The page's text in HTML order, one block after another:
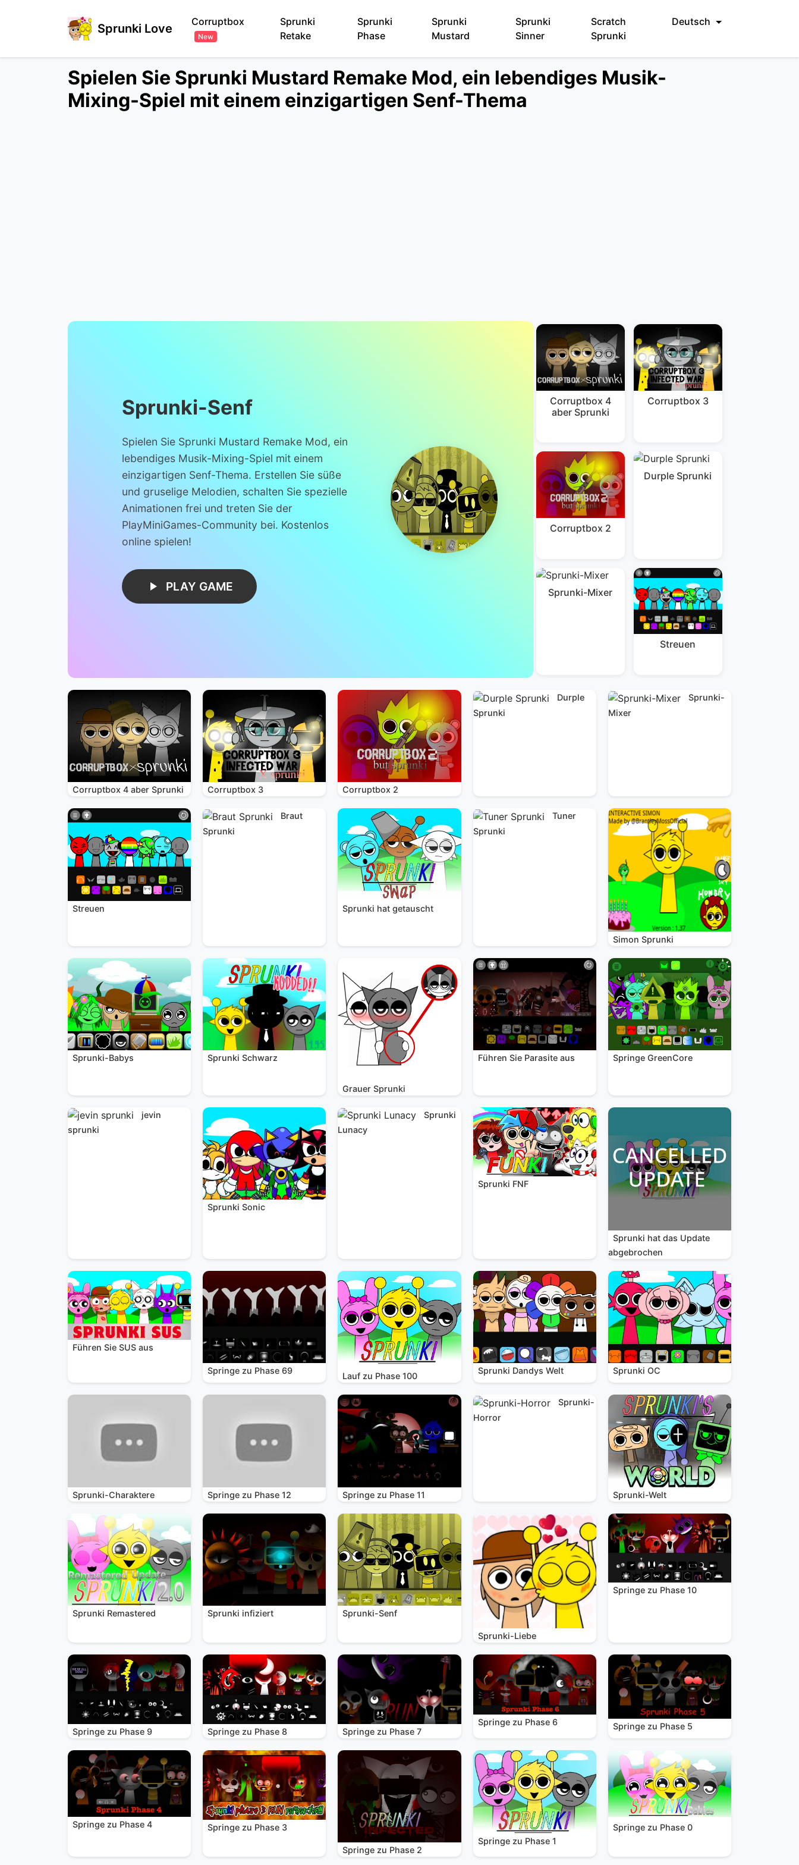
Sprunki Love Corruptbox
New
Sprunki
Retake
Sprunki
Phase
Sprunki
Mustard
Sprunki
Sinner
Scratch
Sprunki
Deutsch
Spielen Sie Sprunki Mustard Remake Mod, ein lebendiges Musik-
Mixing-Spiel mit einem einzigartigen Senf-Thema
Sprunki-Senf
Spielen Sie Sprunki Mustard Remake Mod, ein
lebendiges Musik-Mixing-Spiel mit einem
einzigartigen Senf-Thema. Erstellen Sie süße
und gruselige Melodien, schalten Sie spezielle
Animationen frei und treten Sie der
PlayMiniGames-Community bei. Kostenlos
online spielen!
PLAY GAME
Corruptbox 4
aber Sprunki
Corruptbox 3
Corruptbox 2
Durple Sprunki
Sprunki-Mixer
Streuen
Corruptbox 4 aber Sprunki Corruptbox 3 Corruptbox 2
Durple
Sprunki
Sprunki-
Mixer
Streuen
Braut
Sprunki
Sprunki hat getauscht
Tuner
Sprunki
Simon Sprunki
Sprunki-Babys Sprunki Schwarz
Grauer Sprunki
Führen Sie Parasite aus Springe GreenCore
jevin
sprunki
Sprunki Sonic
Sprunki
Lunacy
Sprunki FNF
Sprunki hat das Update
abgebrochen
Führen Sie SUS aus
Springe zu Phase 69
Lauf zu Phase 100
Sprunki Dandys Welt Sprunki OC
Sprunki-Charaktere Springe zu Phase 12 Springe zu Phase 11
Sprunki-
Horror
Sprunki-Welt
Sprunki Remastered Sprunki infiziert Sprunki-Senf
Sprunki-Liebe
Springe zu Phase 10
Springe zu Phase 9 Springe zu Phase 8 Springe zu Phase 7
Springe zu Phase 6 Springe zu Phase 5
Springe zu Phase 4 Springe zu Phase 3
Springe zu Phase 2
Springe zu Phase 1
Springe zu Phase 0